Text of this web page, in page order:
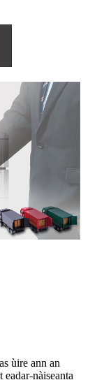
ùire ann an
eadar-nàiseanta